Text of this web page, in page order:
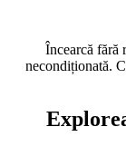
Încearcă fără
necondiționată.